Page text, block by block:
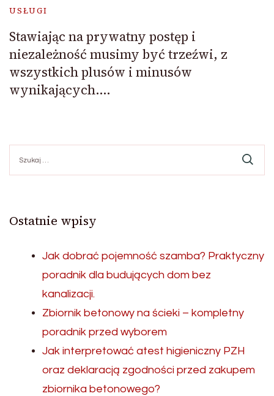
USŁUGI
Stawiając na prywatny postęp i
niezależność musimy być trzeźwi, z
wszystkich plusów i minusów
wynikających….
Ostatnie wpisy
Jak dobrać pojemność szamba? Praktyczny
poradnik dla budujących dom bez
kanalizacji.
Zbiornik betonowy na ścieki – kompletny
poradnik przed wyborem
Jak interpretować atest higieniczny PZH
oraz deklaracją zgodności przed zakupem
zbiornika betonowego?